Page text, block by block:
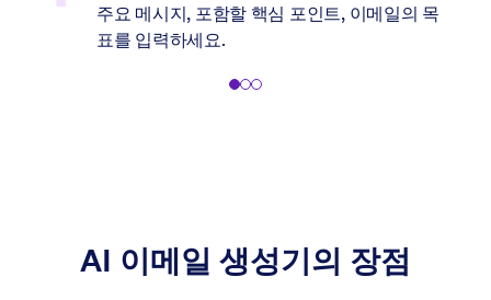
주요 메시지, 포함할 핵심 포인트, 이메일의 목
표를 입력하세요.
AI 이메일 생성기의 장점